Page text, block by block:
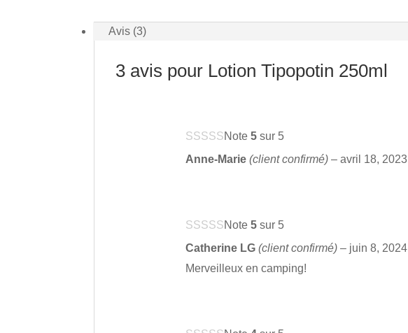
Avis (3)
3 avis pour Lotion Tipopotin 250ml
Note5 sur 5
Anne-Marie(client confirmé) – avril 18, 2023
Note5 sur 5
Catherine LG(client confirmé) – juin 8, 2024
Merveilleux en camping!